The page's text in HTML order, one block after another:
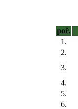
poř.
1.
2.
3.
4.
5.
6.